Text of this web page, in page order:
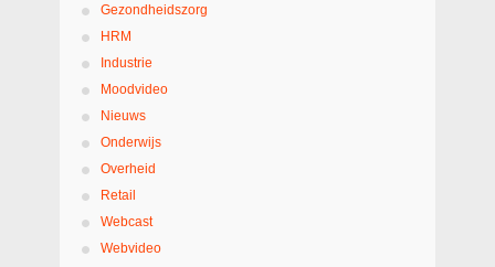
Gezondheidszorg
HRM
Industrie
Moodvideo
Nieuws
Onderwijs
Overheid
Retail
Webcast
Webvideo